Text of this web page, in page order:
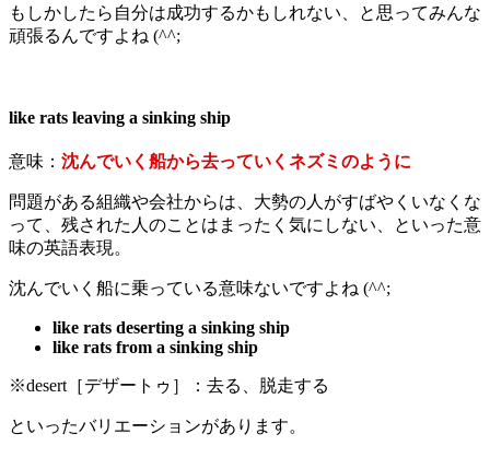
もしかしたら自分は成功するかもしれない、と思ってみんな
頑張るんですよね (^^;
like rats leaving a sinking ship
意味： 沈んでいく船から去っていくネズミのように
問題がある組織や会社からは、大勢の人がすばやくいなくな
って、残された人のことはまったく気にしない、といった意
味の英語表現。
沈んでいく船に乗っている意味ないですよね (^^;
like rats deserting a sinking ship
like rats from a sinking ship
※desert［デザートゥ］：去る、脱走する
といったバリエーションがあります。